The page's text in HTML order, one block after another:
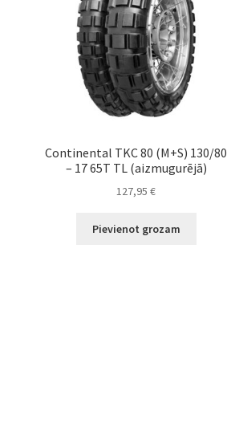
Continental TKC 80 (M+S) 130/80
– 17 65T TL (aizmugurējā)
127,95€
Pievienot grozam